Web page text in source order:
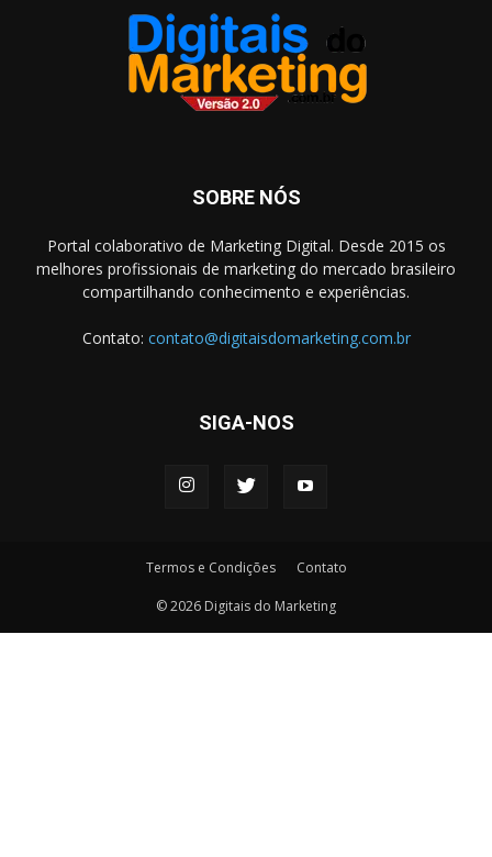
SOBRE NÓS
Portal colaborativo de Marketing Digital. Desde 2015 os
melhores profissionais de marketing do mercado brasileiro
compartilhando conhecimento e experiências.
Contato: contato@digitaisdomarketing.com.br
SIGA-NOS
Termos e Condições Contato
© 2026 Digitais do Marketing